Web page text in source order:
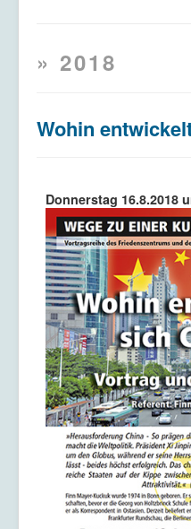
Termine
» 2018
Wohin
Donnerstag 16.8.2018